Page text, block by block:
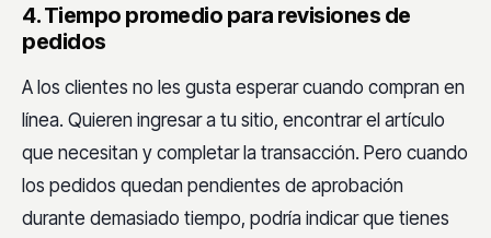
4. Tiempo promedio para revisiones de
pedidos
A los clientes no les gusta esperar cuando compran en
línea. Quieren ingresar a tu sitio, encontrar el artículo
que necesitan y completar la transacción. Pero cuando
los pedidos quedan pendientes de aprobación
durante demasiado tiempo, podría indicar que tienes